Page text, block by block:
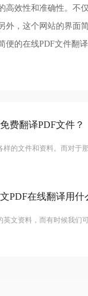
高效性和准确性。
外，这个网站的界
便的在线PDF文件翻
费翻译PDF文件？
的文件和资料。而对于
PDF在线翻译用什
英文资料，而有时候我